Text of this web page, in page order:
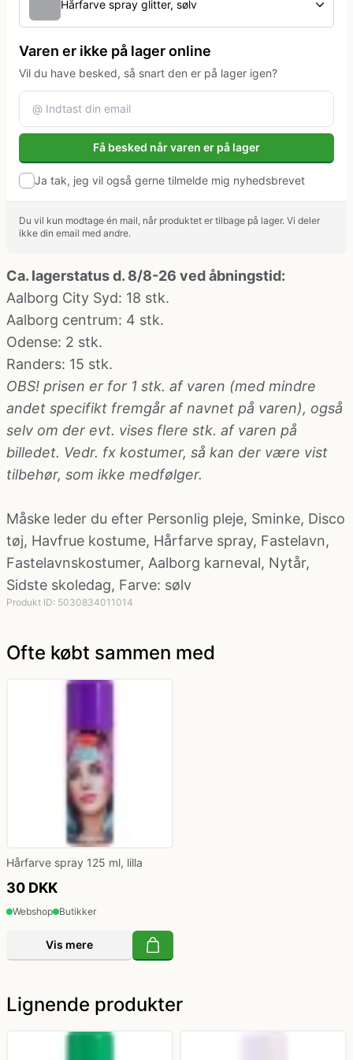
Klovne kostume
Kostume-tilbehør (andet)
Matros, kaptajn og pilot kostume
Paryk og skæg
Politi kostume, fange kostume og militær
kostume
Strømper og handsker
Superhelte kostume
Tyroler kostume
Hårfarve spray glitter, sølv
Varen er ikke på lager online
Vil du have besked, så snart den er på lager igen?
Få besked når varen er på lager
Ja tak, jeg vil også gerne tilmelde mig nyhedsbrevet
Du vil kun modtage én mail, når produktet er tilbage på lager. Vi deler
ikke din email med andre.
Ca. lagerstatus d. 8/8-26 ved åbningstid:
Aalborg City Syd: 18 stk.
Aalborg centrum: 4 stk.
Odense: 2 stk.
Randers: 15 stk.
OBS! prisen er for 1 stk. af varen (med mindre
andet specifikt fremgår af navnet på varen), også
selv om der evt. vises flere stk. af varen på
billedet. Vedr. fx kostumer, så kan der være vist
tilbehør, som ikke medfølger.
Måske leder du efter Personlig pleje, Sminke, Disco
tøj, Havfrue kostume, Hårfarve spray, Fastelavn,
Fastelavnskostumer, Aalborg karneval, Nytår,
Sidste skoledag, Farve: sølv
Produkt ID: 5030834011014
Ofte købt sammen med
Hårfarve spray 125 ml, lilla
30 DKK
Webshop Butikker
Vis mere
Lignende produkter